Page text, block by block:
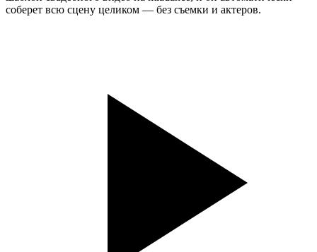
соберет всю сцену целиком — без съемки и актеров.